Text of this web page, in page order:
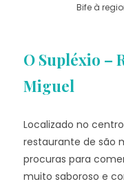
Bife à
O Supléxio –
Miguel
Localizado no
restaurante de são
procuras para
muito saboroso e